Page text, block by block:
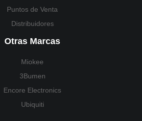
Puntos de Venta
Distribuidores
Otras Marcas
Miokee
3Bumen
Encore Electronics
Ubiquiti